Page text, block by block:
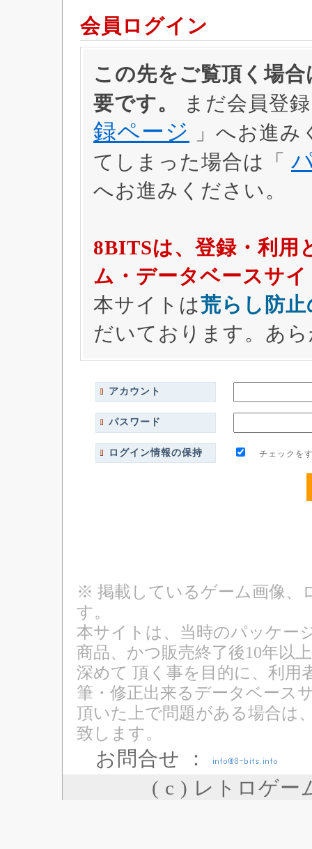
会員ログイン
この先をご覧頂く場
要です。
まだ会員登
録ページ
」へお進
てしまった場合は「
へお進みください。
8BITSは、登録・利用
ム・データベースサ
本サイトは荒らし防
だいております。あ
アカウント
パスワード
ログイン情報の保持 チェックをす
※ 掲載しているゲーム画像、
す。
本サイトは、当時のパッケー
商品、かつ販売終了後10年以
深めて 頂く事を目的に、利用
筆・修正出来るデータベース
頂いた上で問題がある場合は
致します。
お問合せ ：
( c ) レトロゲー